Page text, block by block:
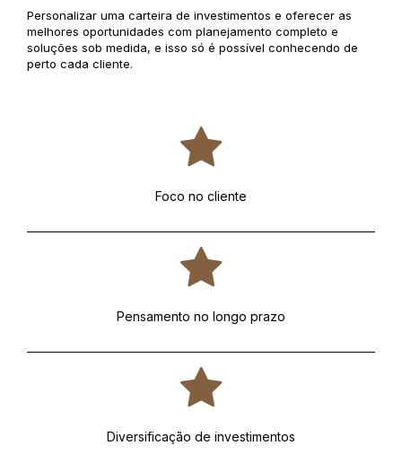
Personalizar uma carteira de investimentos e oferecer as
melhores oportunidades com planejamento completo e
soluções sob medida, e isso só é possível conhecendo de
perto cada cliente.
Foco no cliente
Pensamento no longo prazo
Diversificação de investimentos